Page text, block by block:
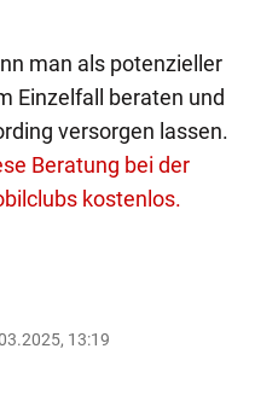
man als potenzieller
Einzelfall beraten und
versorgen lassen.
Beratung bei der
kostenlos.
13:19